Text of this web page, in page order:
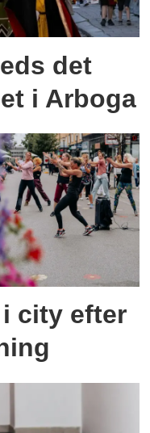
det
i Arboga
city efter